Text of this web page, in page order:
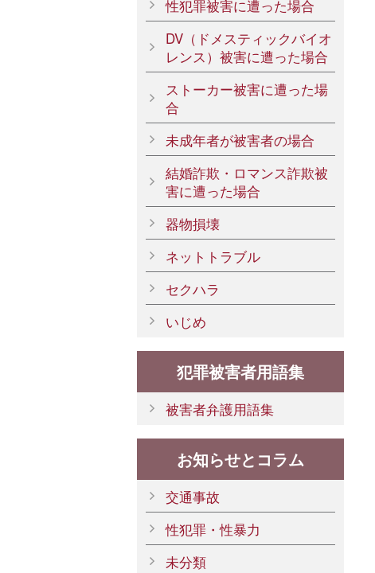
性犯罪被害に遭った場合
DV（ドメスティックバイオ
レンス）被害に遭った場合
ストーカー被害に遭った場
合
未成年者が被害者の場合
結婚詐欺・ロマンス詐欺被
害に遭った場合
器物損壊
ネットトラブル
セクハラ
いじめ
犯罪被害者用語集
被害者弁護用語集
お知らせとコラム
交通事故
性犯罪・性暴力
未分類